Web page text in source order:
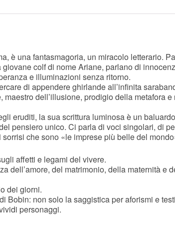
è una fantasmagoria, un miracolo letterario.
colf di nome Ariane, parlano di
e illuminazioni senza ritorno.
di appendere ghirlande all’infinita
dell’illusione, prodigio della metafora e
eruditi, la sua scrittura luminosa è un
pensiero unico. Ci parla di voci singolari, di
che sono «le imprese più belle del
affetti e legami del vivere.
dell’amore, del matrimonio, della maternità e
dei giorni.
Bobin: non solo la saggistica per aforismi e
personaggi.